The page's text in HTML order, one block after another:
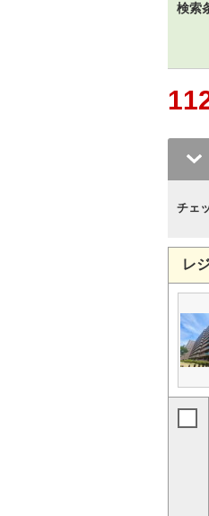
検索
チェ
レ